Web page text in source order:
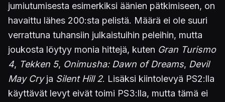
jumiutumisesta esimerkiksi äänien pätkimiseen, on
havaittu lähes 200:sta pelistä. Määrä ei ole suuri
verrattuna tuhansiin julkaistuihin peleihin, mutta
joukosta löytyy monia hittejä, kuten Gran Turismo
4, Tekken 5, Onimusha: Dawn of Dreams, Devil
May Cryja Silent Hill 2. Lisäksi kiintolevyä PS2:lla
käyttävät levyt eivät toimi PS3:lla, mutta tämä ei